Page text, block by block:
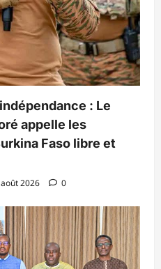
: Le
appelle les
Faso libre et
2026 0